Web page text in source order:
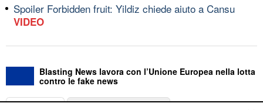
Spoiler Forbidden fruit: Yildiz chiede aiuto a Cansu
VIDEO
Blasting News lavora con l’Unione Europea nella lotta
contro le fake news